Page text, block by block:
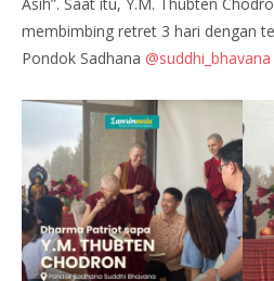
membimbing retret 3 hari dengan
Pondok Sadhana @suddhi_bhavana